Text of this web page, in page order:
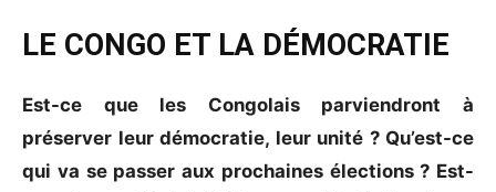
LE CONGO ET LA DÉMOCRATIE
Est-ce que les Congolais parviendront à
préserver leur démocratie, leur unité ? Qu’est-ce
qui va se passer aux prochaines élections ? Est-